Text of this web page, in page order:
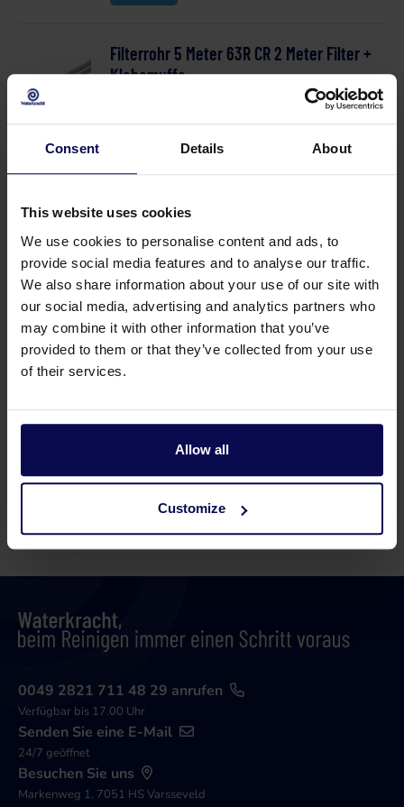
Consent Details About
This website uses cookies
We use cookies to personalise content and ads, to
provide social media features and to analyse our traffic.
We also share information about your use of our site with
our social media, advertising and analytics partners who
may combine it with other information that you’ve
provided to them or that they’ve collected from your use
of their services.
Allow all
Customize
Filterrohr 5 Meter 63R CR 2 Meter Filter +
Klebemuffe
Filterrohr 5 Meter 63R CR 5 Meter Filter +
Artikel Nummer 216571000
Filterrohr 5 Meter 75R CR 2 Meter Filter +
Klebemuffe
Artikel Nummer 216562000
0049 2821 711 48 29 anrufen
Verfügbar bis 17.00 Uhr
Senden Sie eine E-Mail
24/7 geöffnet
Besuchen Sie uns
Markenweg 1, 7051 HS Varsseveld